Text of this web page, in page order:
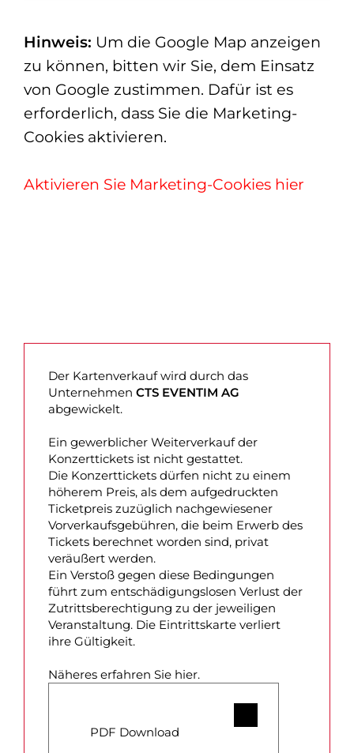
Hinweis: Um die Google Map anzeigen
zu können, bitten wir Sie, dem Einsatz
von Google zustimmen. Dafür ist es
erforderlich, dass Sie die Marketing-
Cookies aktivieren.
Aktivieren Sie Marketing-Cookies hier
Der Kartenverkauf wird durch das
Unternehmen CTS EVENTIM AG
abgewickelt.
Ein gewerblicher Weiterverkauf der
Konzerttickets ist nicht gestattet.
Die Konzerttickets dürfen nicht zu einem
höherem Preis, als dem aufgedruckten
Ticketpreis zuzüglich nachgewiesener
Vorverkaufsgebühren, die beim Erwerb des
Tickets berechnet worden sind, privat
veräußert werden.
Ein Verstoß gegen diese Bedingungen
führt zum entschädigungslosen Verlust der
Zutrittsberechtigung zu der jeweiligen
Veranstaltung. Die Eintrittskarte verliert
ihre Gültigkeit.
Näheres erfahren Sie hier.
PDF Download